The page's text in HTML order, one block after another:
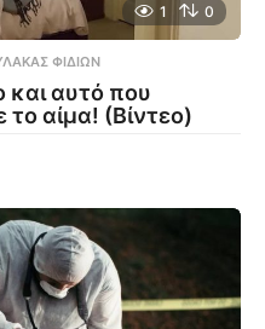
1 0
ΦΙΔΙΏΝ
και αυτό που
αίμα! (Βίντεο)